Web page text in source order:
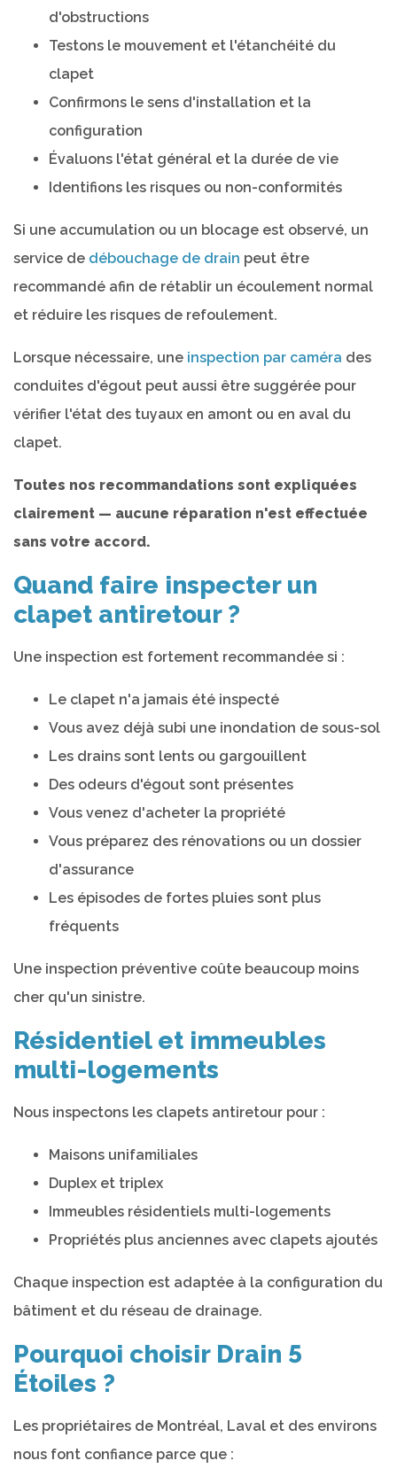
d'obstructions
Testons le mouvement et l'étanchéité du
clapet
Confirmons le sens d'installation et la
configuration
Évaluons l'état général et la durée de vie
Identifions les risques ou non-conformités
Si une accumulation ou un blocage est observé, un
service de débouchage de drain peut être
recommandé afin de rétablir un écoulement normal
et réduire les risques de refoulement.
Lorsque nécessaire, une inspection par caméra des
conduites d'égout peut aussi être suggérée pour
vérifier l'état des tuyaux en amont ou en aval du
clapet.
Toutes nos recommandations sont expliquées
clairement — aucune réparation n'est effectuée
sans votre accord.
Quand faire inspecter un
clapet antiretour ?
Une inspection est fortement recommandée si :
Le clapet n'a jamais été inspecté
Vous avez déjà subi une inondation de sous-sol
Les drains sont lents ou gargouillent
Des odeurs d'égout sont présentes
Vous venez d'acheter la propriété
Vous préparez des rénovations ou un dossier
d'assurance
Les épisodes de fortes pluies sont plus
fréquents
Une inspection préventive coûte beaucoup moins
cher qu'un sinistre.
Résidentiel et immeubles
multi-logements
Nous inspectons les clapets antiretour pour :
Maisons unifamiliales
Duplex et triplex
Immeubles résidentiels multi-logements
Propriétés plus anciennes avec clapets ajoutés
Chaque inspection est adaptée à la configuration du
bâtiment et du réseau de drainage.
Pourquoi choisir Drain 5
Étoiles ?
Les propriétaires de Montréal, Laval et des environs
nous font confiance parce que :